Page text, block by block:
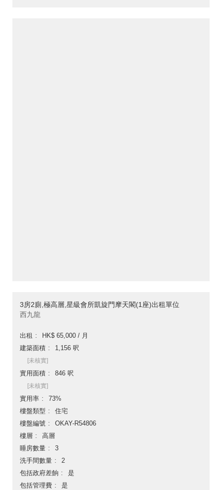
3房2廁,極高層,星級會所凱旋門摩天閣(1座)出租單位
西九龍
出租
HK$ 65,000 / 月
建築面積
1,156 呎
[未核實]
實用面積 846 呎
[未核實]
實用率
73%
樓盤類型
住宅
樓盤編號
OKAY-R54806
樓層
高層
睡房數量
3
洗手間數量
2
包括政府差餉
是
包括管理費
是